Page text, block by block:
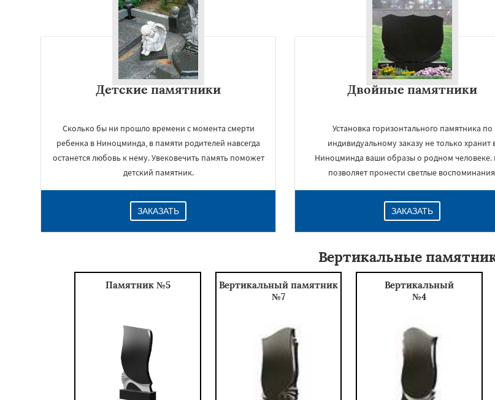
Детские памятники
Сколько бы ни прошло времени с момента смерти
ребенка в Ниноцминда, в памяти родителей навсегда
останется любовь к нему. Увековечить память поможет
детский памятник.
ЗАКАЗАТЬ
Двойные памятники
Установка горизонтального памятника по
индивидуальному заказу не только хранит
Ниноцминда ваши образы о родном человеке.
позволяет пронести светлые
ЗАКАЗАТЬ
Вертикальные
Памятник №5
Вертикальный памятник
№7
Вертикальный
№4